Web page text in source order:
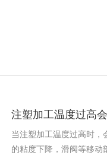
注塑加工温度过高
当注塑加工温度过高时，
的粘度下降，滑阀等移动